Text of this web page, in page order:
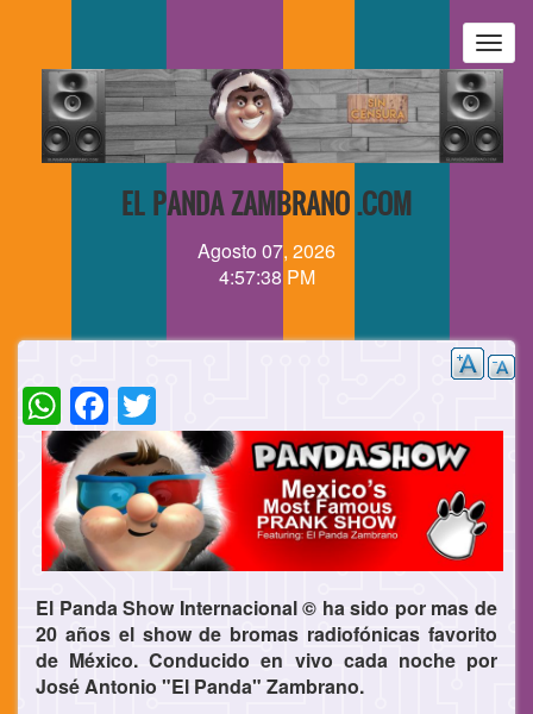
contenido
principal
EL PANDA ZAMBRANO .COM
Agosto 07, 2026
4:57:38 PM
WhatsApp
Facebook
El Panda Show Internacional © ha sido por mas de
20 años el show de bromas radiofónicas favorito
de México. Conducido en vivo cada noche por
José Antonio "El Panda" Zambrano.